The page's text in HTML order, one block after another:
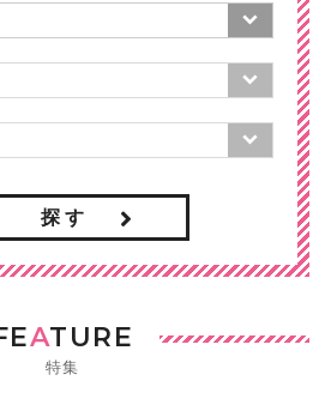
探 す
ATURE
特集